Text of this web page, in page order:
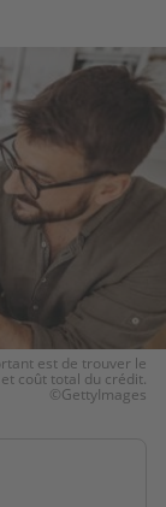
est de trouver le
coût total du crédit.
©GettyImages